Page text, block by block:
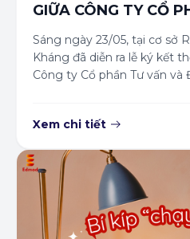
GIỮA CÔNG TY CỔ
ĐÀO TẠO EDMOD
READ STATION
Sáng ngày 23/05, tại cơ sở
Kháng đã diễn ra lễ ký kết
Công ty Cổ phần Tư vấn
quan trọng, tiên phong
cao tri thức, năng lực của
tại doanh nghiệp, đồng
Xem chi tiết